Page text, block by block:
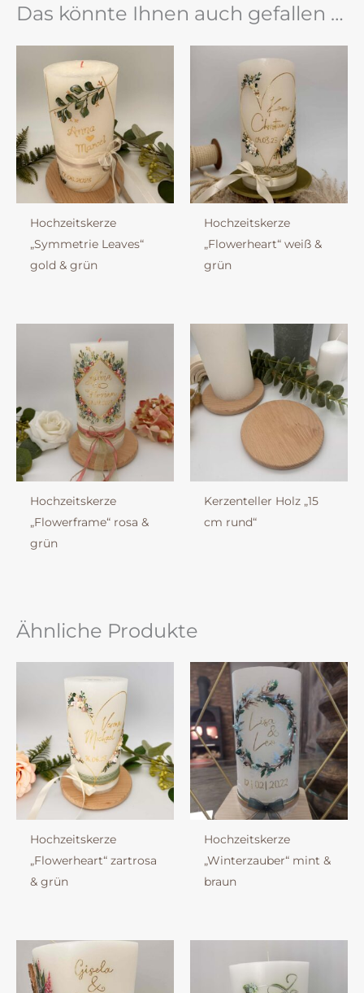
Das könnte Ihnen auch gefallen …
Hochzeitskerze
„Symmetrie Leaves“
gold & grün
Hochzeitskerze
„Flowerheart“ weiß &
grün
Hochzeitskerze
„Flowerframe“ rosa &
grün
Kerzenteller Holz „15
cm rund“
Ähnliche Produkte
Hochzeitskerze
„Flowerheart“ zartrosa
& grün
Hochzeitskerze
„Winterzauber“ mint &
braun